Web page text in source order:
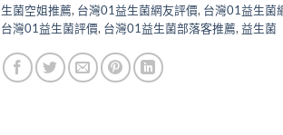
生菌空姐推薦, 台灣01益生菌網友評價, 台灣01益生菌
台灣01益生菌評價, 台灣01益生菌部落客推薦, 益生菌